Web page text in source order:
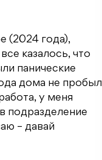
(2024 года),
казалось, что
панические
дома не пробыл
у меня
подразделение
– давай